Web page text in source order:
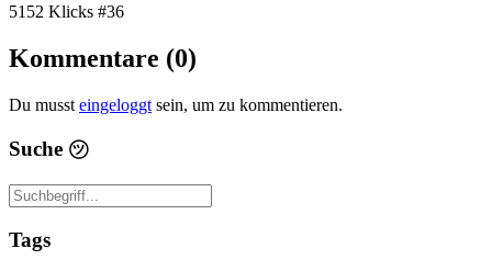
5152 Klicks #36
Kommentare (0)
Du musst eingeloggt sein, um zu kommentieren.
Suche ㋡
Tags